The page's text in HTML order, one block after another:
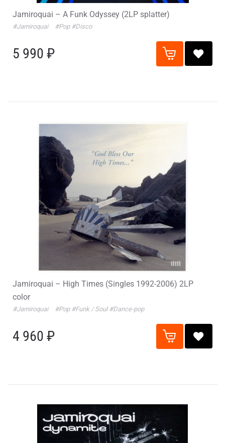
Jamiroquai – A Funk Odyssey (2LP splatter)
#Jamiroquai #Pop #Disco
5 990 ₽
Jamiroquai – High Times (Singles 1992-2006) 2LP
color
#Jamiroquai #Pop #Funk / Soul #Dance-pop
4 960 ₽